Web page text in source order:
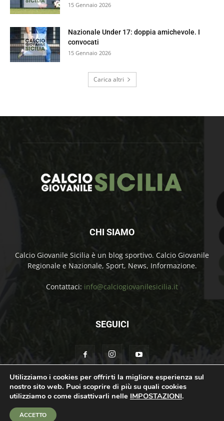
15 Gennaio 2026
Nazionale Under 17: doppia amichevole. I
convocati
15 Gennaio 2026
Carica altri
CHI SIAMO
Calcio Giovanile Sicilia è un blog sportivo. Calcio Giovanile
Regionale e Nazionale, Sport, News, Informazione.
Contattaci: info@calciogiovanilesicilia.it
SEGUICI
Chi Siamo Contatti Cookie Policy Privacy Policy
© Calcio Giovanile Sicilia Copyright by Rosolino Ciprì | Support by
Utilizziamo i cookies per offrirti la migliore esperienza sul
nostro sito web. Puoi scoprire di più su quali cookies
utilizziamo o come disattivarli nelle IMPOSTAZIONI.
ACCETTO